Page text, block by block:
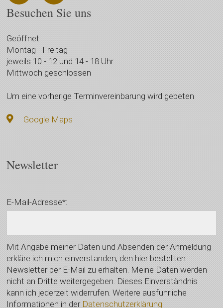
Besuchen Sie uns
Geöffnet
Montag - Freitag
jeweils 10 - 12 und 14 - 18 Uhr
Mittwoch geschlossen
Um eine vorherige Terminvereinbarung wird gebeten
Google Maps
Newsletter
E-Mail-Adresse*:
Mit Angabe meiner Daten und Absenden der Anmeldung
erkläre ich mich einverstanden, den hier bestellten
Newsletter per E-Mail zu erhalten. Meine Daten werden
nicht an Dritte weitergegeben. Dieses Einverständnis
kann ich jederzeit widerrufen. Weitere ausführliche
Informationen in der Datenschutzerklärung